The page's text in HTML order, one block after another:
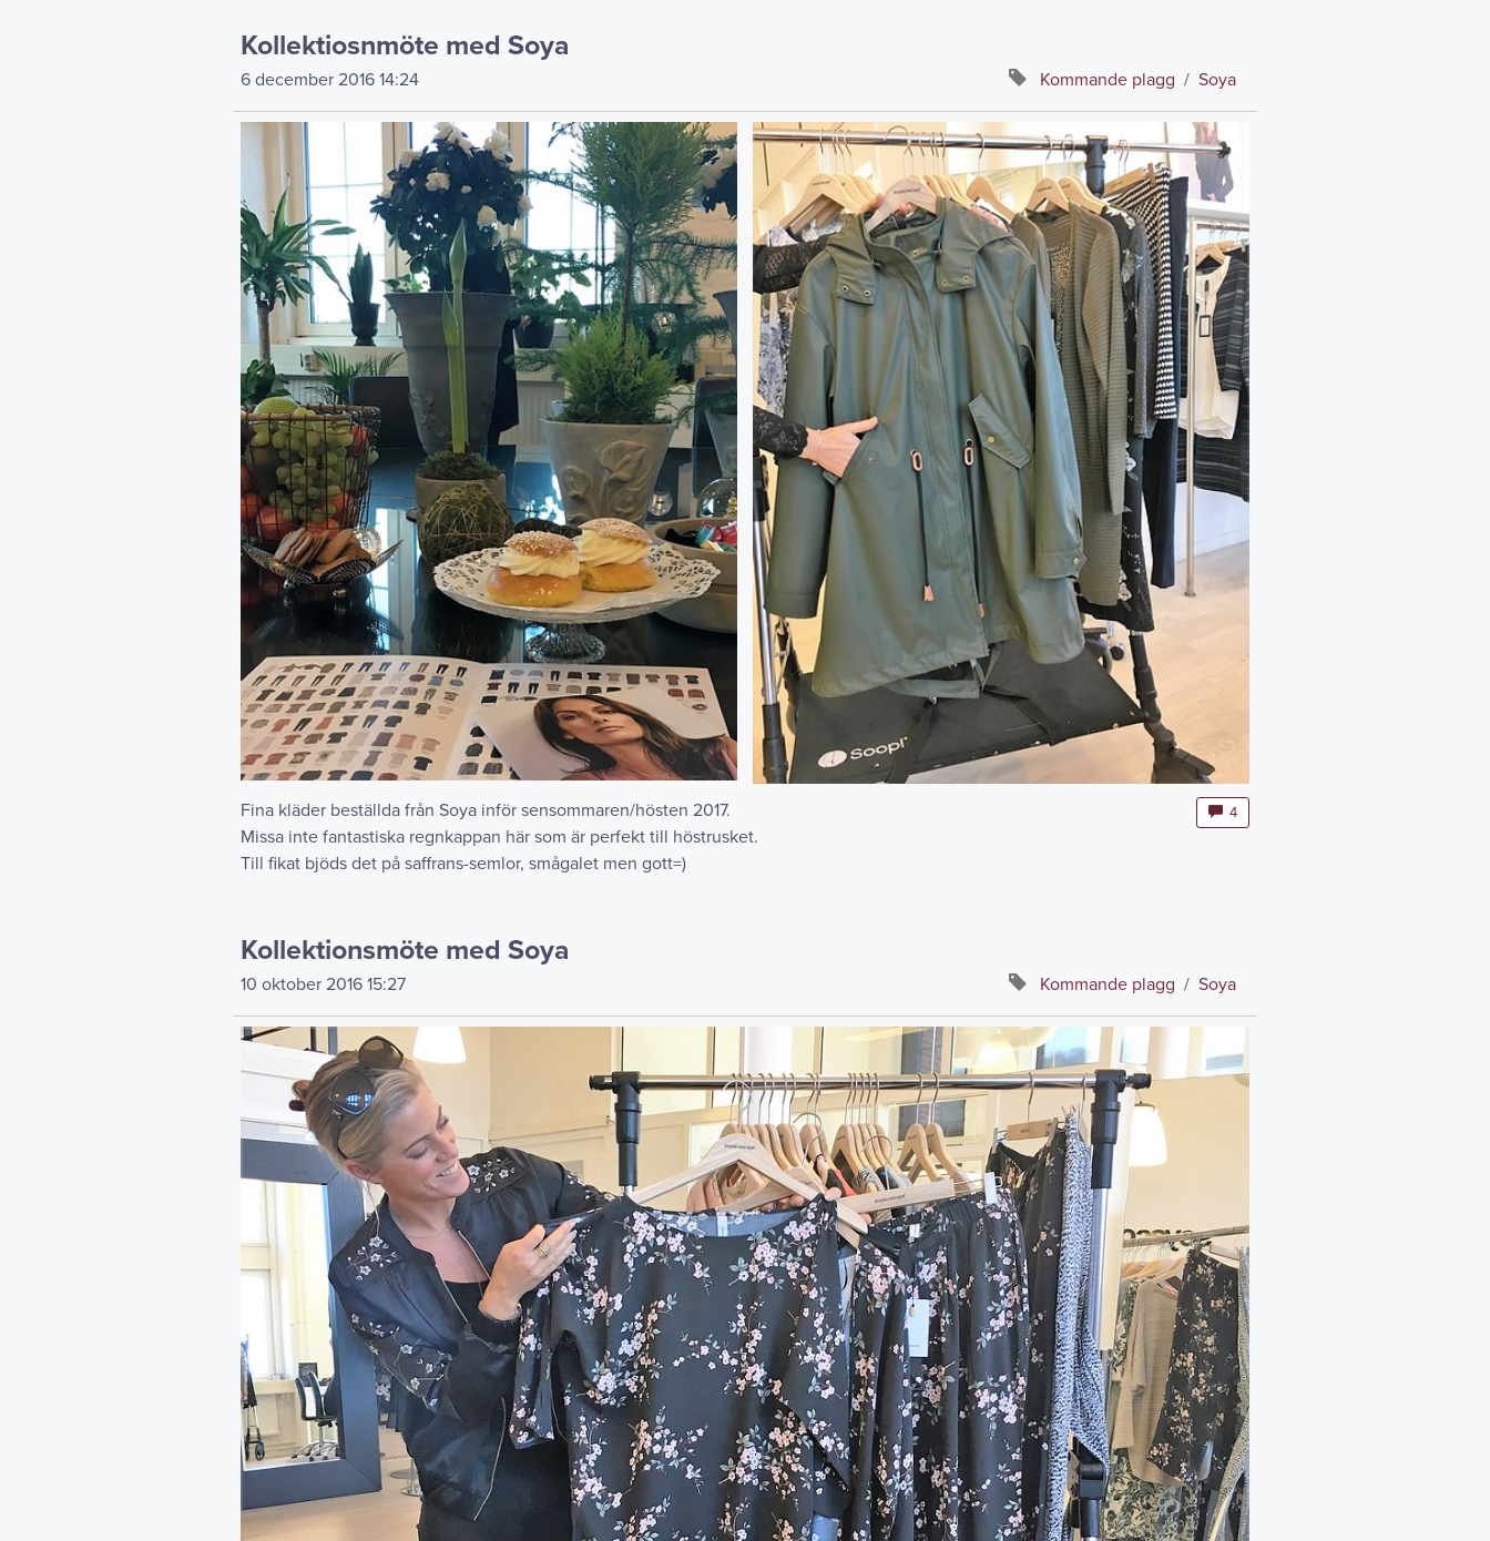
Kollektiosnmöte med Soya
6 december 2016 14:24 Kommande plagg /Soya
Fina kläder beställda från Soya inför sensommaren/hösten 2017.
Missa inte fantastiska regnkappan här som är perfekt till höstrusket.
Till fikat bjöds det på saffrans-semlor, smågalet men gott=)
4
Kollektionsmöte med Soya
10 oktober 2016 15:27 Kommande plagg /Soya